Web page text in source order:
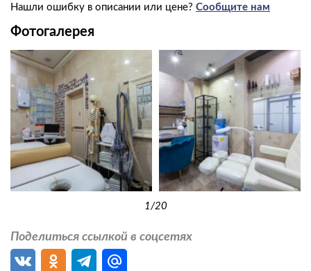
Sciton. Жемчужный лазерный пилинг
(NanoLazerPeel поверхностная
шлифовка)
Лазерный пилинг. Лицо + шея 20000 руб.
Лазерный пилинг. Лицо + шея + декольте 25000 руб.
Нашли ошибку в описании или цене? Сообщите нам
Фотогалерея
1/20
Поделиться ссылкой в соцсетях